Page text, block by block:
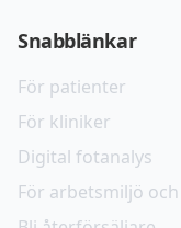
Snabblänkar
För patienter
För kliniker
Digital fotanalys
För arbetsmiljö